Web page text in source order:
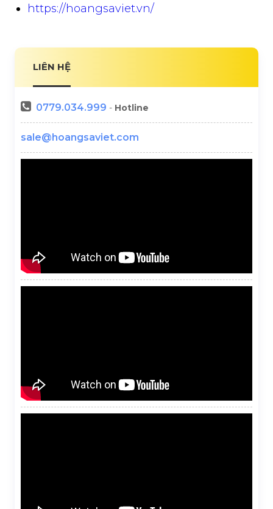
https://hoangsaviet.vn/
LIÊN HỆ
0779.034.999 - Hotline
sale@hoangsaviet.com